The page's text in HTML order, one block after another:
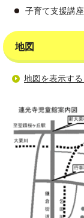
子育て支援講座
地図
地図を表示する